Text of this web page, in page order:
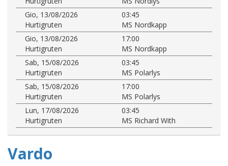
Gio, 13/08/2026
03:45
Hurtigruten
MS Nordkapp
Gio, 13/08/2026
17:00
Hurtigruten
MS Nordkapp
Sab, 15/08/2026
03:45
Hurtigruten
MS Polarlys
Sab, 15/08/2026
17:00
Hurtigruten
MS Polarlys
Lun, 17/08/2026
03:45
Hurtigruten
MS Richard With
Vardo